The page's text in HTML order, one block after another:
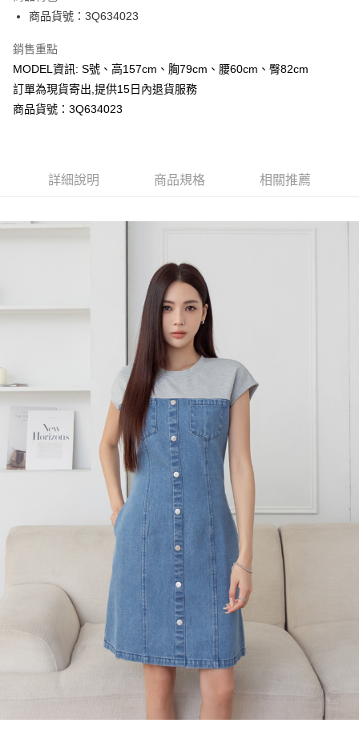
Apple Pay
Google Pay
運送方式
全家取貨付款
每筆NT$80，滿NT$699(含以上)免運費
每筆NT$80，滿NT$699(含以上)免運費
每筆NT$80，滿NT$699(含以上)免運費
宅配
每筆NT$120，滿NT$699(含以上)免運費
商品貨號：3Q634023
銷售重點
MODEL資訊: S號、高157cm、胸79cm、腰60cm、臀82cm
訂單為現貨寄出,提供15日內退貨服務
商品貨號：3Q634023
詳細說明 商品規格 相關推薦